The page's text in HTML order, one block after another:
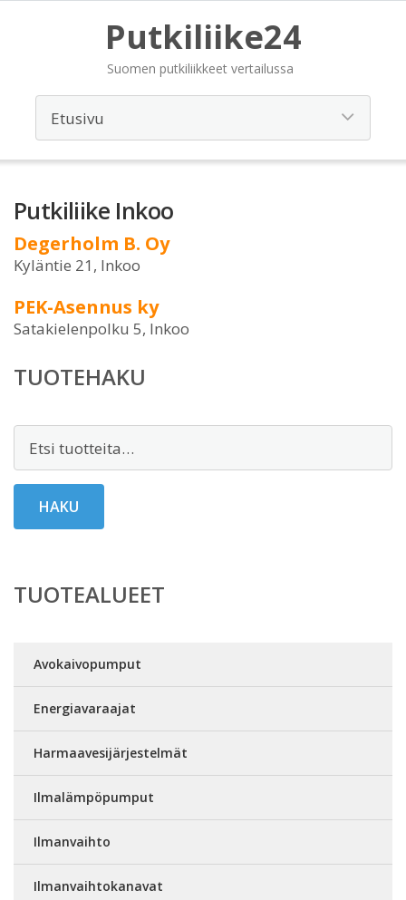
Putkiliike24
Suomen putkiliikkeet vertailussa
Putkiliike Inkoo
Degerholm B. Oy
Kyläntie 21, Inkoo
PEK-Asennus ky
Satakielenpolku 5, Inkoo
TUOTEHAKU
HAKU
TUOTEALUEET
Avokaivopumput
Energiavaraajat
Harmaavesijärjestelmät
Ilmalämpöpumput
Ilmanvaihto
Ilmanvaihtokanavat